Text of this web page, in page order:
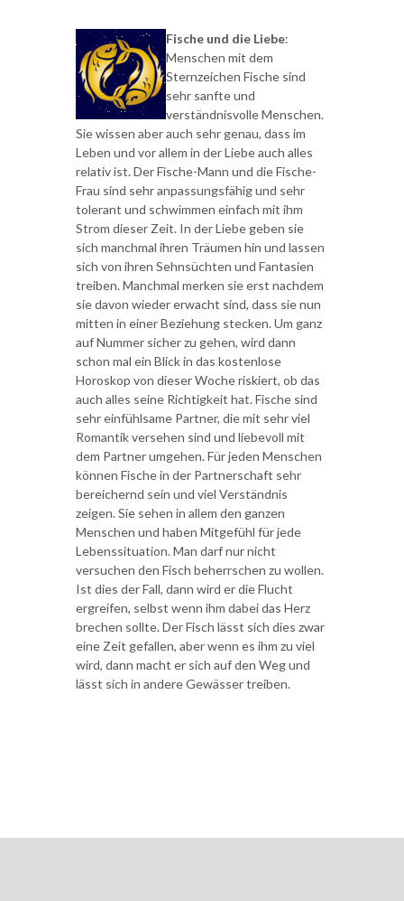
Fische und die Liebe:
Menschen mit dem
Sternzeichen Fische sind
sehr sanfte und
verständnisvolle Menschen.
Sie wissen aber auch sehr genau, dass im
Leben und vor allem in der Liebe auch alles
relativ ist. Der Fische-Mann und die Fische-
Frau sind sehr anpassungsfähig und sehr
tolerant und schwimmen einfach mit ihm
Strom dieser Zeit. In der Liebe geben sie
sich manchmal ihren Träumen hin und lassen
sich von ihren Sehnsüchten und Fantasien
treiben. Manchmal merken sie erst nachdem
sie davon wieder erwacht sind, dass sie nun
mitten in einer Beziehung stecken. Um ganz
auf Nummer sicher zu gehen, wird dann
schon mal ein Blick in das kostenlose
Horoskop von dieser Woche riskiert, ob das
auch alles seine Richtigkeit hat. Fische sind
sehr einfühlsame Partner, die mit sehr viel
Romantik versehen sind und liebevoll mit
dem Partner umgehen. Für jeden Menschen
können Fische in der Partnerschaft sehr
bereichernd sein und viel Verständnis
zeigen. Sie sehen in allem den ganzen
Menschen und haben Mitgefühl für jede
Lebenssituation. Man darf nur nicht
versuchen den Fisch beherrschen zu wollen.
Ist dies der Fall, dann wird er die Flucht
ergreifen, selbst wenn ihm dabei das Herz
brechen sollte. Der Fisch lässt sich dies zwar
eine Zeit gefallen, aber wenn es ihm zu viel
wird, dann macht er sich auf den Weg und
lässt sich in andere Gewässer treiben.